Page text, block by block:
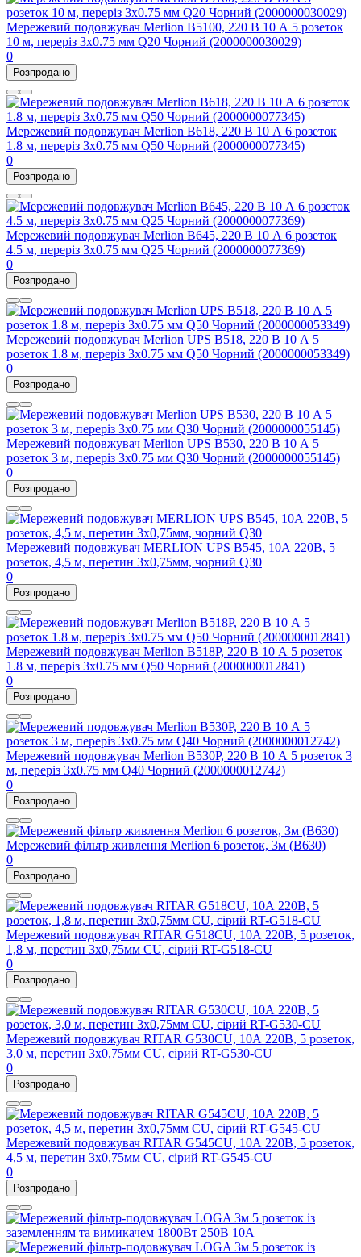
Мережевий подовжувач Merlion B5100, 220 В 10 А 5 розеток
10 м, переріз 3х0.75 мм Q20 Чорний (2000000030029)
0
Розпродано
Мережевий подовжувач Merlion B618, 220 В 10 А 6 розеток
1.8 м, переріз 3х0.75 мм Q50 Чорний (2000000077345)
0
Розпродано
Мережевий подовжувач Merlion B645, 220 В 10 А 6 розеток
4.5 м, переріз 3х0.75 мм Q25 Чорний (2000000077369)
0
Розпродано
Мережевий подовжувач Merlion UPS B518, 220 В 10 А 5
розеток 1.8 м, переріз 3х0.75 мм Q50 Чорний (2000000053349)
0
Розпродано
Мережевий подовжувач Merlion UPS B530, 220 В 10 А 5
розеток 3 м, переріз 3х0.75 мм Q30 Чорний (2000000055145)
0
Розпродано
Мережевий подовжувач MERLION UPS B545, 10А 220В, 5
розеток, 4,5 м, перетин 3х0,75мм, чорний Q30
0
Розпродано
Мережевий подовжувач Merlion B518P, 220 В 10 А 5 розеток
1.8 м, переріз 3х0.75 мм Q50 Чорний (2000000012841)
0
Розпродано
Мережевий подовжувач Merlion B530P, 220 В 10 А 5 розеток 3
м, переріз 3х0.75 мм Q40 Чорний (2000000012742)
0
Розпродано
Мережевий фільтр живлення Merlion 6 розеток, 3м (B630)
0
Розпродано
Мережевий подовжувач RITAR G518CU, 10А 220В, 5 розеток,
1,8 м, перетин 3х0,75мм CU, сірий RT-G518-CU
0
Розпродано
Мережевий подовжувач RITAR G530CU, 10А 220В, 5 розеток,
3,0 м, перетин 3х0,75мм CU, сірий RT-G530-CU
0
Розпродано
Мережевий подовжувач RITAR G545CU, 10А 220В, 5 розеток,
4,5 м, перетин 3х0,75мм CU, сірий RT-G545-CU
0
Розпродано